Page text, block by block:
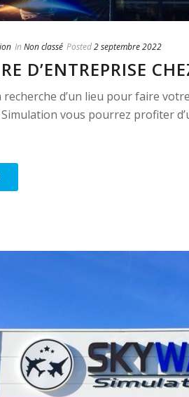
In Non classé Posted2 septembre 2022
D’ENTREPRISE
recherche d’un lieu pour faire
Simulation vous pourrez profiter